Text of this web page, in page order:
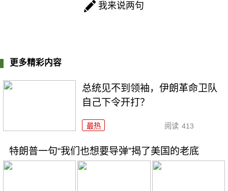
我来说两句
更多精彩内容
总统见不到领袖，伊朗革命卫队
自己下令开打？
最热 阅读 413
特朗普一句“我们也想要导弹”揭了美国的老底